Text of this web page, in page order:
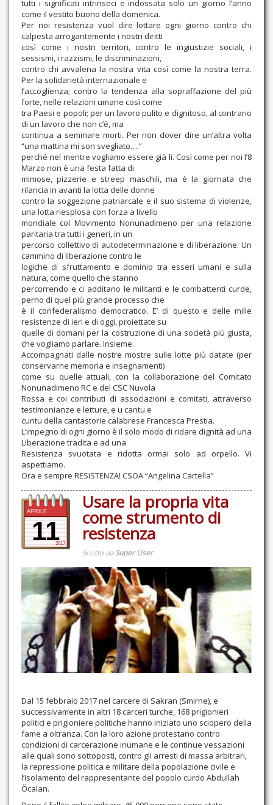
tutti i significati intrinseci e indossata solo un giorno l’anno
come il vestito buono della domenica.
Per noi resistenza vuol dire lottare ogni giorno contro chi
calpesta arrogantemente i nostri diritti
così come i nostri territori, contro le ingiustizie sociali, i
sessismi, i razzismi, le discriminazioni,
contro chi avvalena la nostra vita così come la nostra terra.
Per la solidarietà internazionale e
l’accoglienza; contro la tendenza alla sopraffazione del più
forte, nelle relazioni umane così come
tra Paesi e popoli; per un lavoro pulito e dignitoso, al contrario
di un lavoro che non c’è, ma
continua a seminare morti. Per non dover dire un’altra volta
“una mattina mi son svegliato….”
perché nel mentre vogliamo essere già lì. Così come per noi l’8
Marzo non è una festa fatta di
mimose, pizzerie e streep maschili, ma è la giornata che
rilancia in avanti la lotta delle donne
contro la soggezione patriarcale e il suo sistema di violenze,
una lotta riesplosa con forza a livello
mondiale col Movimento Nonunadimeno per una relazione
paritaria tra tutti i generi, in un
percorso collettivo di autodeterminazione e di liberazione. Un
cammino di liberazione contro le
logiche di sfruttamento e dominio tra esseri umani e sulla
natura, come quello che stanno
percorrendo e ci additano le militanti e le combattenti curde,
perno di quel più grande processo che
è il confederalismo democratico. E’ di questo e delle mille
resistenze di ieri e di oggi, proiettate su
quelle di domani per la costruzione di una società più giusta,
che vogliamo parlare. Insieme.
Accompagnati dalle nostre mostre sulle lotte più datate (per
conservarne memoria e insegnamenti)
come su quelle attuali, con la collaborazione del Comitato
Nonunadimeno RC e del CSC Nuvola
Rossa e coi contributi di associazioni e comitati, attraverso
testimonianze e letture, e u cantu e
cuntu della cantastorie calabrese Francesca Prestia.
L’impegno di ogni giorno è il solo modo di ridare dignità ad una
Liberazione tradita e ad una
Resistenza svuotata e ridotta ormai solo ad orpello. Vi
aspettiamo.
Ora e sempre RESISTENZA! CSOA “Angelina Cartella”
APRILE
112017
Usare la propria vita
come strumento di
resistenza
Scritto daSuper User
Dal 15 febbraio 2017 nel carcere di Sakran (Smirne), e
successivamente in altri 18 carceri turche, 168 prigionieri
politici e prigioniere politiche hanno iniziato uno sciopero della
fame a oltranza. Con la loro azione protestano contro
condizioni di carcerazione inumane e le continue vessazioni
alle quali sono sottoposti, contro gli arresti di massa arbitrari,
la repressione politica e militare della popolazione civile e
l’isolamento del rappresentante del popolo curdo Abdullah
Öcalan.